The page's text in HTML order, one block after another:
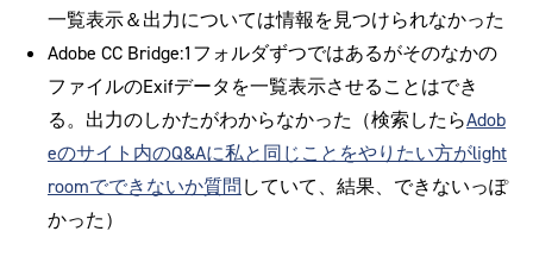
一覧表示＆出力については情報を見つけられなかった
Adobe CC Bridge:1フォルダずつではあるがそのなかの
ファイルのExifデータを一覧表示させることはでき
る。出力のしかたがわからなかった（検索したらAdob
eのサイト内のQ&Aに私と同じことをやりたい方がlight
roomでできないか質問していて、結果、できないっぽ
かった）